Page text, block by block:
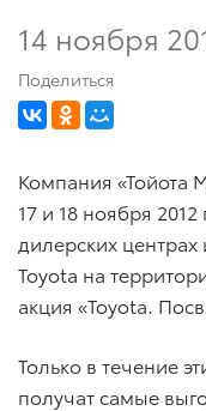
14 ноября
Поделиться
Компания «Тойота
17 и 18 ноября
дилерских
Toyota на
акция «Toyota.
Только в течение
получат самые